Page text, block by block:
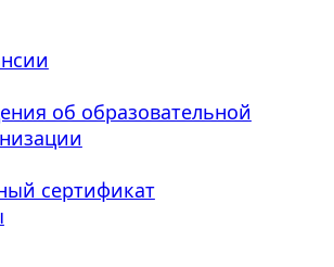
об образовательной
сертификат